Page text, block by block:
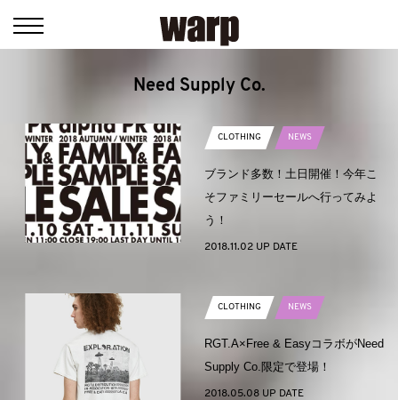
Need Supply Co.
CLOTHING NEWS
ブランド多数！土日開催！今年こ
そファミリーセールへ行ってみよ
う！
2018.11.02 UP DATE
CLOTHING NEWS
RGT.A×Free & EasyコラボがNeed
Supply Co.限定で登場！
2018.05.08 UP DATE